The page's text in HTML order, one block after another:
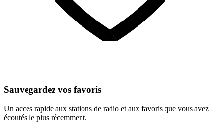
Sauvegardez vos favoris
Un accès rapide aux stations de radio et aux favoris que vous avez
écoutés le plus récemment.